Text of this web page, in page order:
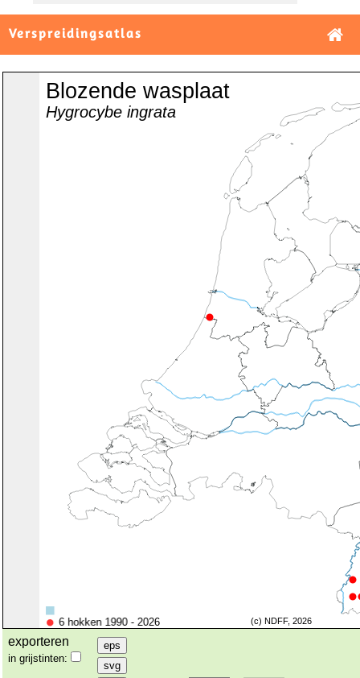
Verspreidingsatlas